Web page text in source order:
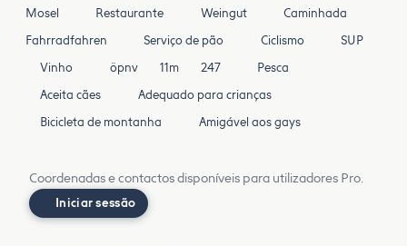
Mosel Restaurante Weingut
Caminhada
Fahrradfahren
Serviço de pão Ciclismo
SUP
Vinho
öpnv 11m 247
Pesca
Aceita cães
Adequado para crianças
Bicicleta de montanha
Amigável aos gays
Coordenadas e contactos disponíveis para utilizadores Pro.
Iniciar sessão